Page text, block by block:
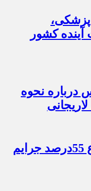
کشور
درباره نحوه
هوش مصنوعی، بستر وقوع 55درصد جرایم